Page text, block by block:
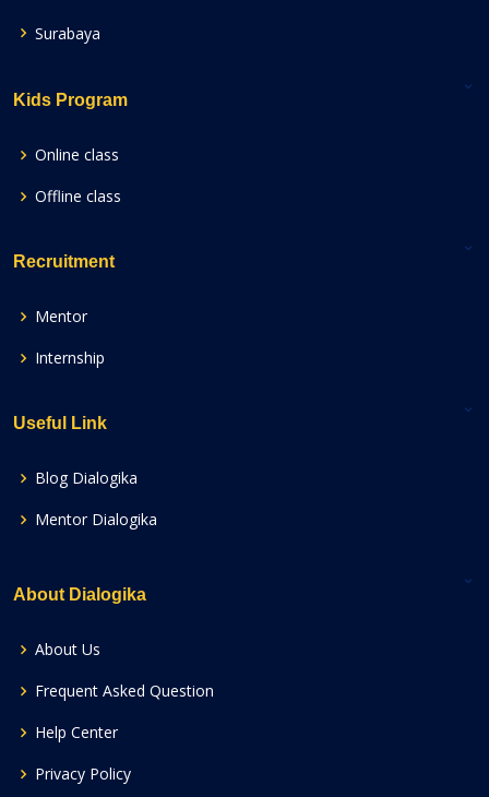
Surabaya
Kids Program
Online class
Offline class
Recruitment
Mentor
Internship
Useful Link
Blog Dialogika
Mentor Dialogika
About Dialogika
About Us
Frequent Asked Question
Help Center
Privacy Policy